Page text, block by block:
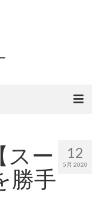
12
5月 2020
スー
勝手